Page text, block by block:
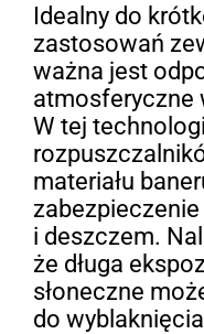
Idealny do
zastosowań
ważna jest
atmosferyczne
W tej
materiału
i deszczem.
że długa
słoneczne
do